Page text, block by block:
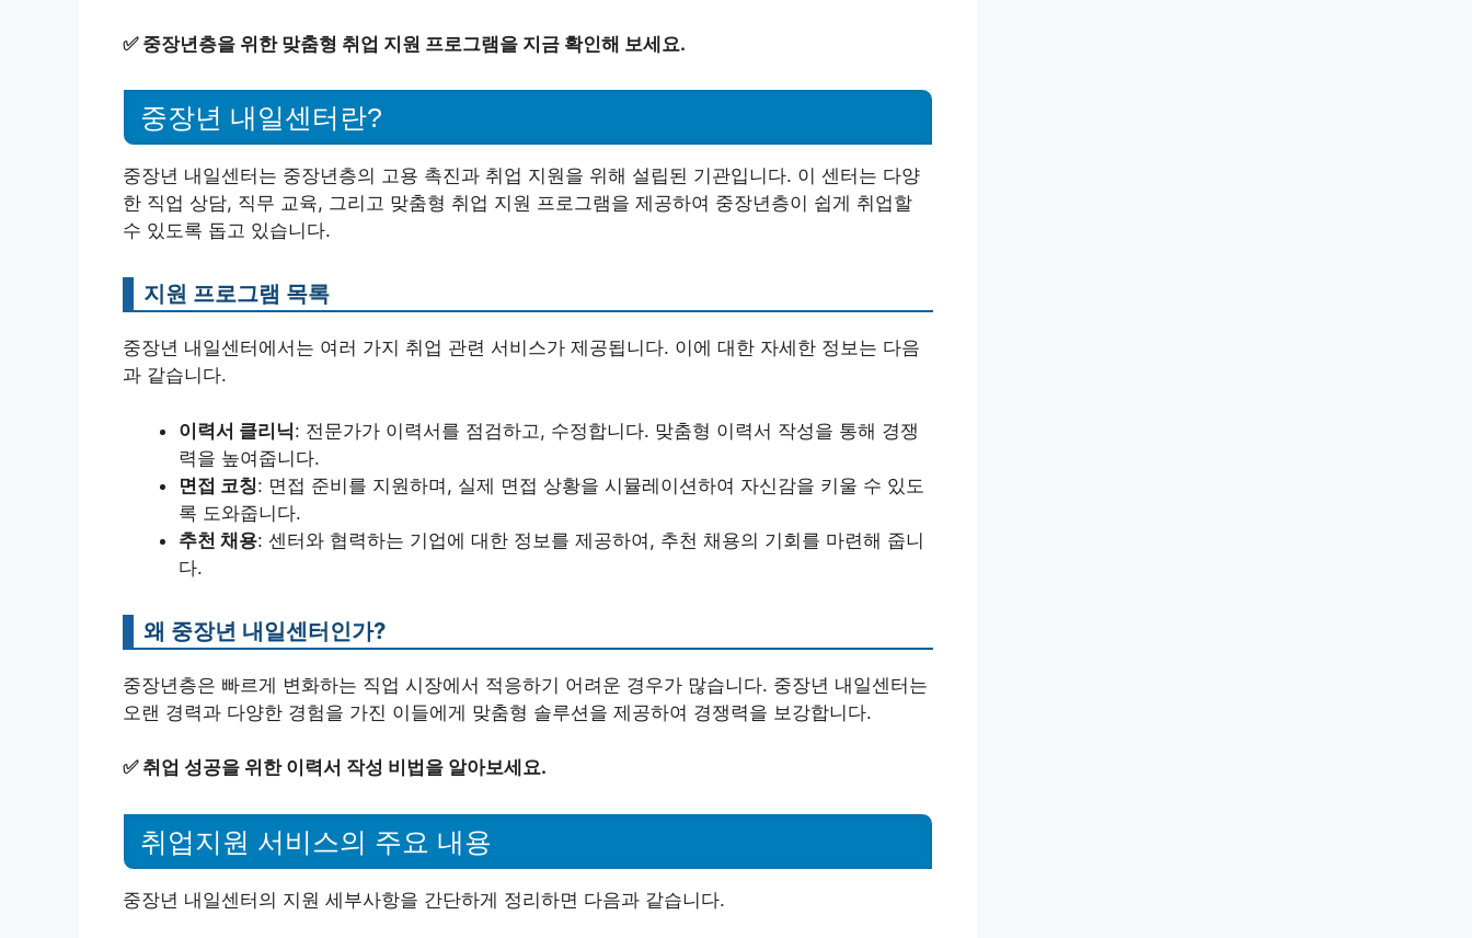
✅ 중장년층을 위한 맞춤형 취업 지원 프로그램을 지금 확인해 보세요.
중장년 내일센터란?
중장년 내일센터는 중장년층의 고용 촉진과 취업 지원을 위해 설립된 기관입니다. 이 센터는 다양
한 직업 상담, 직무 교육, 그리고 맞춤형 취업 지원 프로그램을 제공하여 중장년층이 쉽게 취업할
수 있도록 돕고 있습니다.
지원 프로그램 목록
중장년 내일센터에서는 여러 가지 취업 관련 서비스가 제공됩니다. 이에 대한 자세한 정보는 다음
과 같습니다.
이력서 클리닉: 전문가가 이력서를 점검하고, 수정합니다. 맞춤형 이력서 작성을 통해 경쟁
력을 높여줍니다.
면접 코칭: 면접 준비를 지원하며, 실제 면접 상황을 시뮬레이션하여 자신감을 키울 수 있도
록 도와줍니다.
추천 채용: 센터와 협력하는 기업에 대한 정보를 제공하여, 추천 채용의 기회를 마련해 줍니
다.
왜 중장년 내일센터인가?
중장년층은 빠르게 변화하는 직업 시장에서 적응하기 어려운 경우가 많습니다. 중장년 내일센터는
오랜 경력과 다양한 경험을 가진 이들에게 맞춤형 솔루션을 제공하여 경쟁력을 보강합니다.
✅ 취업 성공을 위한 이력서 작성 비법을 알아보세요.
취업지원 서비스의 주요 내용
중장년 내일센터의 지원 세부사항을 간단하게 정리하면 다음과 같습니다.